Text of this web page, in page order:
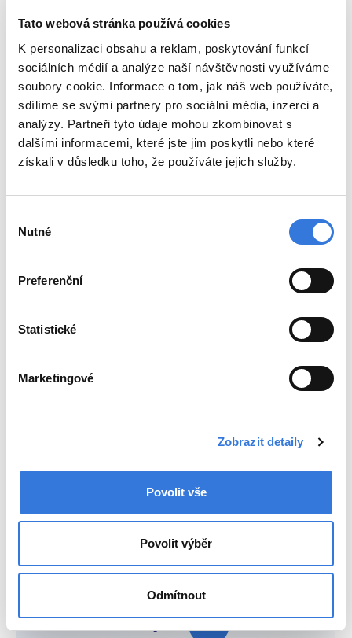
Tato webová stránka používá cookies
K personalizaci obsahu a reklam, poskytování funkcí
sociálních médií a analýze naší návštěvnosti využíváme
soubory cookie. Informace o tom, jak náš web používáte,
sdílíme se svými partnery pro sociální média, inzerci a
analýzy. Partneři tyto údaje mohou zkombinovat s
dalšími informacemi, které jste jim poskytli nebo které
získali v důsledku toho, že používáte jejich služby.
souhlasu
Nutné
Preferenční
Statistické
Marketingové
Zobrazit detaily
Povolit vše
Povolit výběr
Odmítnout
Podrobný programbude zveřejněn
v průběhu října 2025.
Konference kreditována ČLK
a garantována ČAS.
pouze online přes
webové stránky
nemocnice Benešov, složky IZS (HZS,
JPO, ZZS, PČR), SDH, MP
Ostatní 450 Kč
Zpět